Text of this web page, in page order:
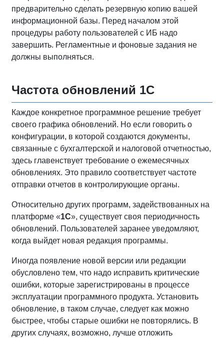
предварительно сделать резервную копию вашей
информационной базы. Перед началом этой
процедуры работу пользователей с ИБ надо
завершить. Регламентные и фоновые задания не
должны выполняться.
Частота обновлений 1С
Каждое конкретное программное решение требует
своего графика обновлений. Но если говорить о
конфигурации, в которой создаются документы,
связанные с бухгалтерской и налоговой отчетностью,
здесь главенствует требование о ежемесячных
обновлениях. Это правило соответствует частоте
отправки отчетов в контролирующие органы.
Относительно других программ, задействованных на
платформе «1С», существует своя периодичность
обновлений. Пользователей заранее уведомляют,
когда выйдет новая редакция программы.
Иногда появление новой версии или редакции
обусловлено тем, что надо исправить критические
ошибки, которые зарегистрированы в процессе
эксплуатации программного продукта. Установить
обновление, в таком случае, следует как можно
быстрее, чтобы старые ошибки не повторялись. В
других случаях, возможно, лучше отложить